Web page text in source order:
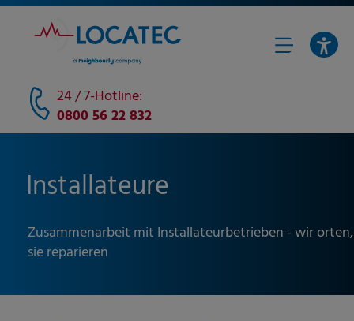
24 / 7-Hotline:
0800 56 22 832
Installateure
Zusammenarbeit mit Installateurbetrieben - wir orten,
sie reparieren